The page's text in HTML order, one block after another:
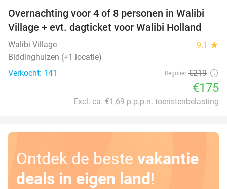
20%
Overnachting voor 4 of 8 personen in Walibi
Village + evt. dagticket voor Walibi Holland
Walibi Village 9.1 star
Biddinghuizen (+1 locatie)
Verkocht: 141
Regulier €219
€175
Excl. ca. €1,69 p.p.p.n. toeristenbelasting
Ontdek de beste vakantie
deals in eigen land!